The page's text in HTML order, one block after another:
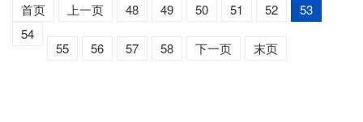
首页 上一页 48 49 50 51 52
53
54
55
56 57 58 下一页 末页